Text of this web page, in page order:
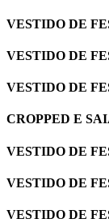
VESTIDO DE
VESTIDO DE
VESTIDO DE
CROPPED E
VESTIDO DE
VESTIDO DE
VESTIDO DE